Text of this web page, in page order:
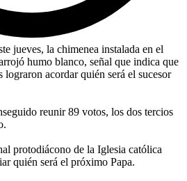
jueves, la chimenea instalada en el
humo blanco, señal que indica que
lograron acordar quién será el sucesor
reunir 89 votos, los dos tercios
protodiácono de la Iglesia católica
quién será el próximo Papa.